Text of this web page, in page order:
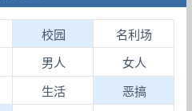
校园 名利场
男人 女人
生活 恶搞